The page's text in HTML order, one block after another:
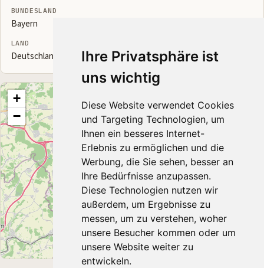
Ihre Privatsphäre ist
uns wichtig
Diese Website verwendet Cookies
und Targeting Technologien, um
Ihnen ein besseres Internet-
Erlebnis zu ermöglichen und die
Werbung, die Sie sehen, besser an
Ihre Bedürfnisse anzupassen.
Diese Technologien nutzen wir
außerdem, um Ergebnisse zu
messen, um zu verstehen, woher
unsere Besucher kommen oder um
unsere Website weiter zu
entwickeln.
BUNDESLAND
Bayern
LAND
Deutschland
+
−
Leaflet |© OpenStreetMap contributors